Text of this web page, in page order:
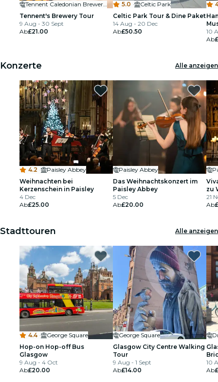
Tennent Caledonian Breweries
Tennent's Brewery Tour
9 Aug - 30 Sept
Ab£21.00
5.0 ·
Celtic Park
Celtic Park Tour & Dine Paket
14 Aug - 20 Dec
Ab£50.50
10
Ab
Konzerte Alle anzeigen
4.2 ·
Paisley Abbey
Weihnachten bei
Kerzenschein in Paisley
4 Dec
Ab£25.00
Paisley Abbey
Das Weihnachtskonzert im
Paisley Abbey
5 Dec
Ab£20.00
zu
21
Ab
Stadttouren Alle anzeigen
4.4 ·
George Square
Hop-on Hop-off Bus
Glasgow
9 Aug - 4 Oct
Ab£20.00
George Square
Glasgow City Centre Walking
Tour
9 Aug - 1 Sept
Ab£14.00
10
Ab